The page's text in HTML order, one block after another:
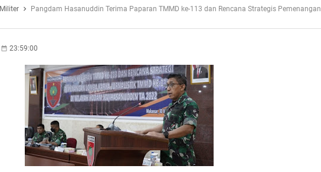
Militer
Pangdam Hasanuddin Terima Paparan TMMD ke-113 dan Rencana Strategis Pemenangan
23:59:00